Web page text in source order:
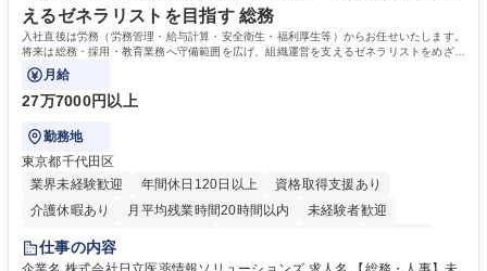
えるゼネラリストを目指す 総務
入社直後は労務（労務管理・給与計算・安全衛生・福利厚生等）からお任せいたします。
将来は総務・採用・教育業務へ守備範囲を広げ、組織運営を支えるゼネラリストをめざせ
ます。
月給
27万7000円以上
勤務地
東京都千代田区
業界未経験歓迎
年間休日120日以上
資格取得支援あり
介護休暇あり
月平均残業時間20時間以内
未経験者歓迎
住宅手当あり
育休あり
完全週休2日制 交通費支給 土日祝休み 寮・社宅あり
仕事の内容